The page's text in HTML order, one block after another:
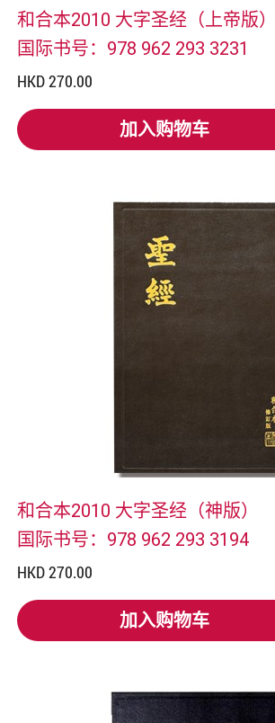
和合本2010 大字圣经（上帝版）
国际书号：978 962 293 3231
HKD 270.00
加入购物车
加入购物车
和合本2010 大字圣经（神版）
国际书号：978 962 293 3194
HKD 270.00
加入购物车
加入购物车